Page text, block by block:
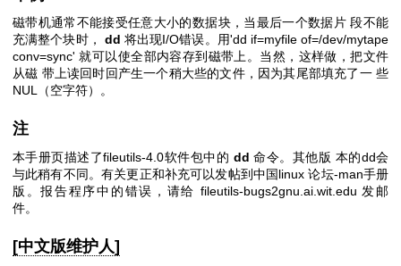
磁带机通常不能接受任意大小的数据块，当最后一个数据片 段不能
充满整个块时， dd 将出现I/O错误。用'dd if=myfile of=/dev/mytape
conv=sync' 就可以使全部内容存到磁带上。当然，这样做，把文件
从磁 带上读回时回产生一个稍大些的文件，因为其尾部填充了一 些
NUL（空字符）。
注
本手册页描述了fileutils-4.0软件包中的 dd 命令。其他版 本的dd会
与此稍有不同。有关更正和补充可以发帖到中国linux 论坛-man手册
版。报告程序中的错误，请给 fileutils-bugs2gnu.ai.wit.edu 发邮
件。
[中文版维护人]